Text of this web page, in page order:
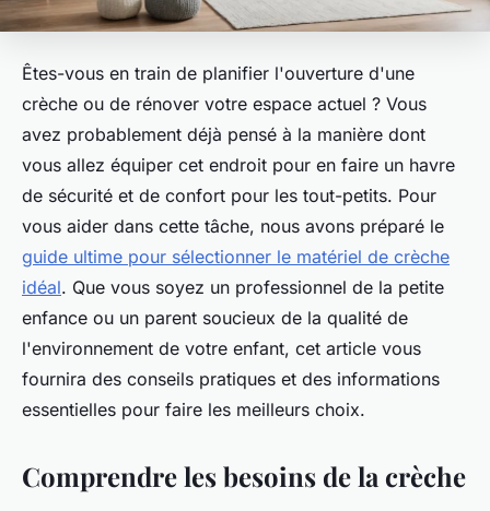
Êtes-vous en train de planifier l'ouverture d'une
crèche ou de rénover votre espace actuel ? Vous
avez probablement déjà pensé à la manière dont
vous allez équiper cet endroit pour en faire un havre
de sécurité et de confort pour les tout-petits. Pour
vous aider dans cette tâche, nous avons préparé le
guide ultime pour sélectionner le matériel de crèche
idéal. Que vous soyez un professionnel de la petite
enfance ou un parent soucieux de la qualité de
l'environnement de votre enfant, cet article vous
fournira des conseils pratiques et des informations
essentielles pour faire les meilleurs choix.
Comprendre les besoins de la crèche